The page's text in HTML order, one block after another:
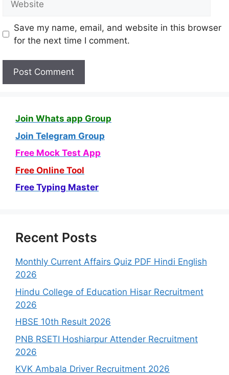
Save my name, email, and website in this browser
for the next time I comment.
Join Whats app Group
Join Telegram Group
Free Mock Test App
Free Online Tool
Free Typing Master
Recent Posts
Monthly Current Affairs Quiz PDF Hindi English
2026
Hindu College of Education Hisar Recruitment
2026
HBSE 10th Result 2026
PNB RSETI Hoshiarpur Attender Recruitment
2026
KVK Ambala Driver Recruitment 2026